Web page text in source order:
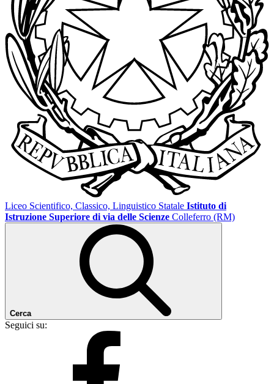
Liceo Scientifico, Classico, Linguistico Statale Istituto di
Istruzione Superiore di via delle Scienze Colleferro (RM)
Cerca
Seguici su: